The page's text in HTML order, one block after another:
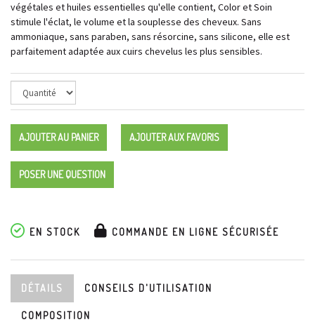
végétales et huiles essentielles qu'elle contient, Color et Soin
stimule l'éclat, le volume et la souplesse des cheveux. Sans
ammoniaque, sans paraben, sans résorcine, sans silicone, elle est
parfaitement adaptée aux cuirs chevelus les plus sensibles.
AJOUTER AU PANIER AJOUTER AUX FAVORIS
POSER UNE QUESTION
EN STOCK COMMANDE EN LIGNE SÉCURISÉE
DÉTAILS CONSEILS D'UTILISATION
COMPOSITION